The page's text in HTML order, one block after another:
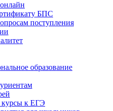
БПС
поступления
образование
курсы к ЕГЭ